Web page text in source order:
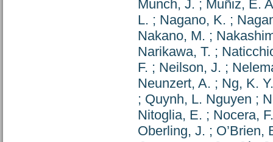
Munch, J. ; Muñiz, E.
L. ; Nagano, K. ;
Nakano, M. ;
Narikawa, T. ;
F. ; Neilson, J. ;
Neunzert, A. ; Ng, K. Y.
; Quynh, L. Nguyen ;
Nitoglia, E. ; Nocera, F.
Oberling, J. ; O’Brien,